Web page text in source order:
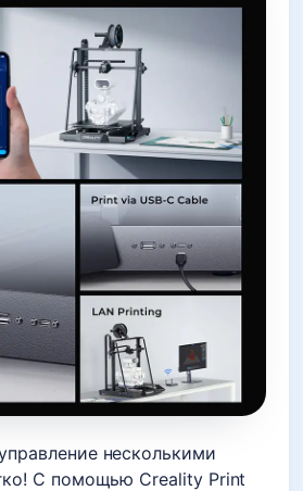
несколькими
С помощью Creality Print